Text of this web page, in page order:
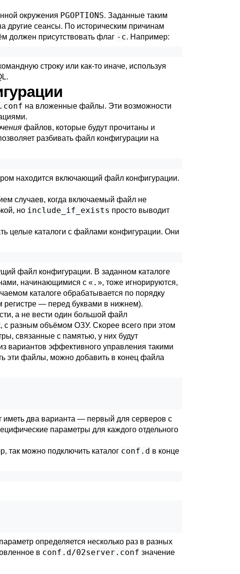
окружения PGOPTIONS. Заданные таким
другие сеансы. По историческим причинам
должен присутствовать флаг -c. Например:
строку или как-то иначе, используя
на вложенные файлы. Эти возможности
файлов, которые будут прочитаны и
разбивать файл конфигурации на
находится включающий файл конфигурации.
случаев, когда включаемый файл не
но include_if_exists просто выводит
целые каталоги с файлами конфигурации. Они
файл конфигурации. В заданном каталоге
начинающимися с «. », тоже игнорируются,
каталоге обрабатывается по порядку
— перед буквами в нижнем).
а не вести один большой файл
с разным объёмом ОЗУ. Скорее всего при этом
связанные с памятью, у них будут
вариантов эффективного управления такими
эти файлы, можно добавить в конец файла
иметь два варианта — первый для серверов с
параметры для каждого отдельного
так можно подключить каталог conf.d в конце
определяется несколько раз в разных
в conf.d/02server.conf значение